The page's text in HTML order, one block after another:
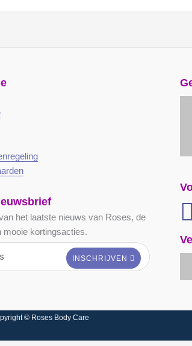
het laatste nieuws van Roses, de
mooie kortingsacties.
© Roses Body Care